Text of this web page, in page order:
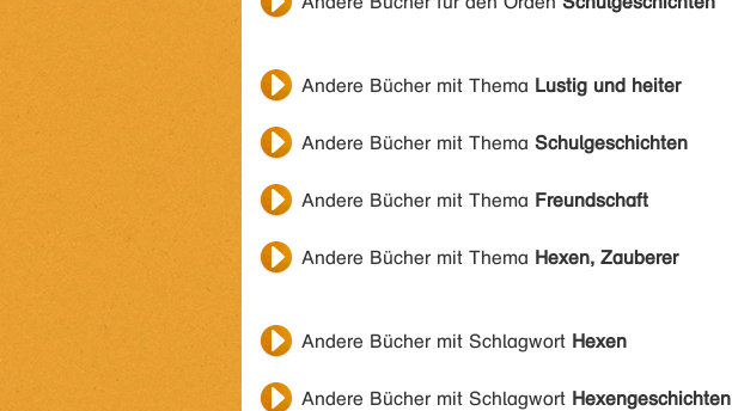
Andere Bücher mit Thema Lustig und heiter
Andere Bücher mit Thema Schulgeschichten
Andere Bücher mit Thema Freundschaft
Andere Bücher mit Thema Hexen, Zauberer
Andere Bücher mit Schlagwort Hexen
Andere Bücher mit Schlagwort Hexengeschichten